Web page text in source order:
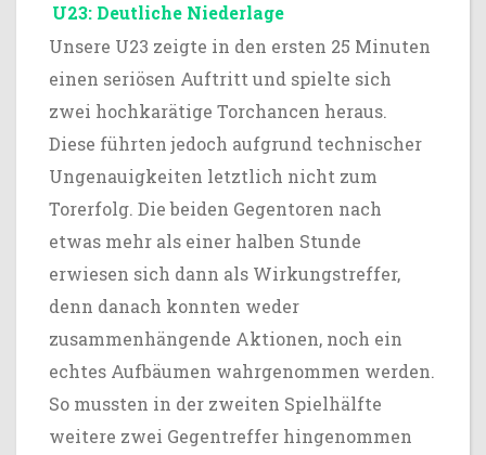
U23: Deutliche Niederlage
Unsere U23 zeigte in den ersten 25 Minuten
einen seriösen Auftritt und spielte sich
zwei hochkarätige Torchancen heraus.
Diese führten jedoch aufgrund technischer
Ungenauigkeiten letztlich nicht zum
Torerfolg. Die beiden Gegentoren nach
etwas mehr als einer halben Stunde
erwiesen sich dann als Wirkungstreffer,
denn danach konnten weder
zusammenhängende Aktionen, noch ein
echtes Aufbäumen wahrgenommen werden.
So mussten in der zweiten Spielhälfte
weitere zwei Gegentreffer hingenommen